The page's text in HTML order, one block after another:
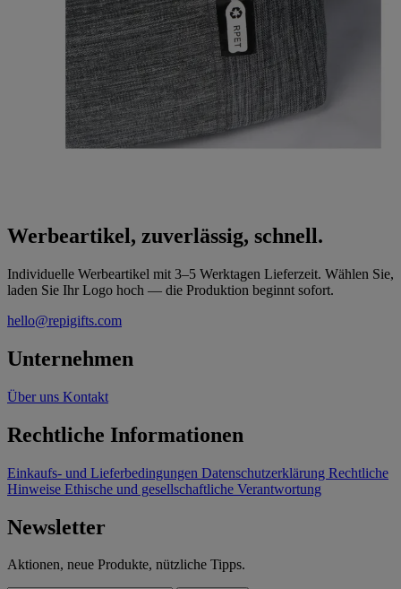
Werbeartikel, zuverlässig, schnell.
Individuelle Werbeartikel mit 3–5 Werktagen Lieferzeit. Wählen Sie,
laden Sie Ihr Logo hoch — die Produktion beginnt sofort.
hello@repigifts.com
Unternehmen
Über uns Kontakt
Rechtliche Informationen
Einkaufs- und Lieferbedingungen Datenschutzerklärung Rechtliche
Hinweise Ethische und gesellschaftliche Verantwortung
Newsletter
Aktionen, neue Produkte, nützliche Tipps.